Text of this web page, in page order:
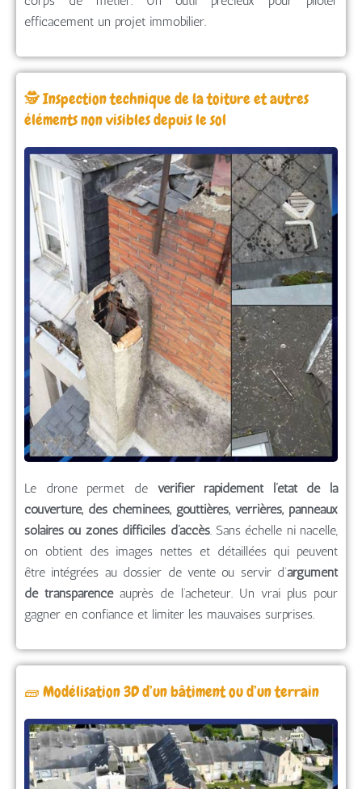
efficacement un projet immobilier.
🕵️ Inspection technique de la toiture et autres
éléments non visibles depuis le sol
Le drone permet de vérifier rapidement l’état de la
couverture, des cheminées, gouttières, verrières, panneaux
solaires ou zones difficiles d’accès. Sans échelle ni nacelle,
on obtient des images nettes et détaillées qui peuvent
être intégrées au dossier de vente ou servir d’argument
de transparenceauprès de l’acheteur. Un vrai plus pour
gagner en confiance et limiter les mauvaises surprises.
🧱 Modélisation 3D d’un bâtiment ou d’un terrain